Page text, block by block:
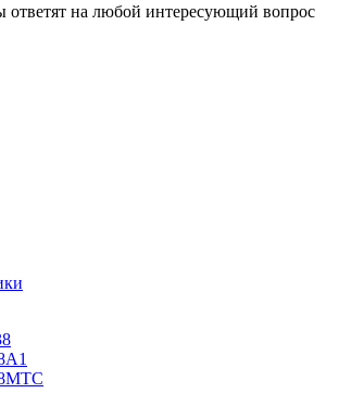
ответят на любой интересующий вопрос
A1
МТС